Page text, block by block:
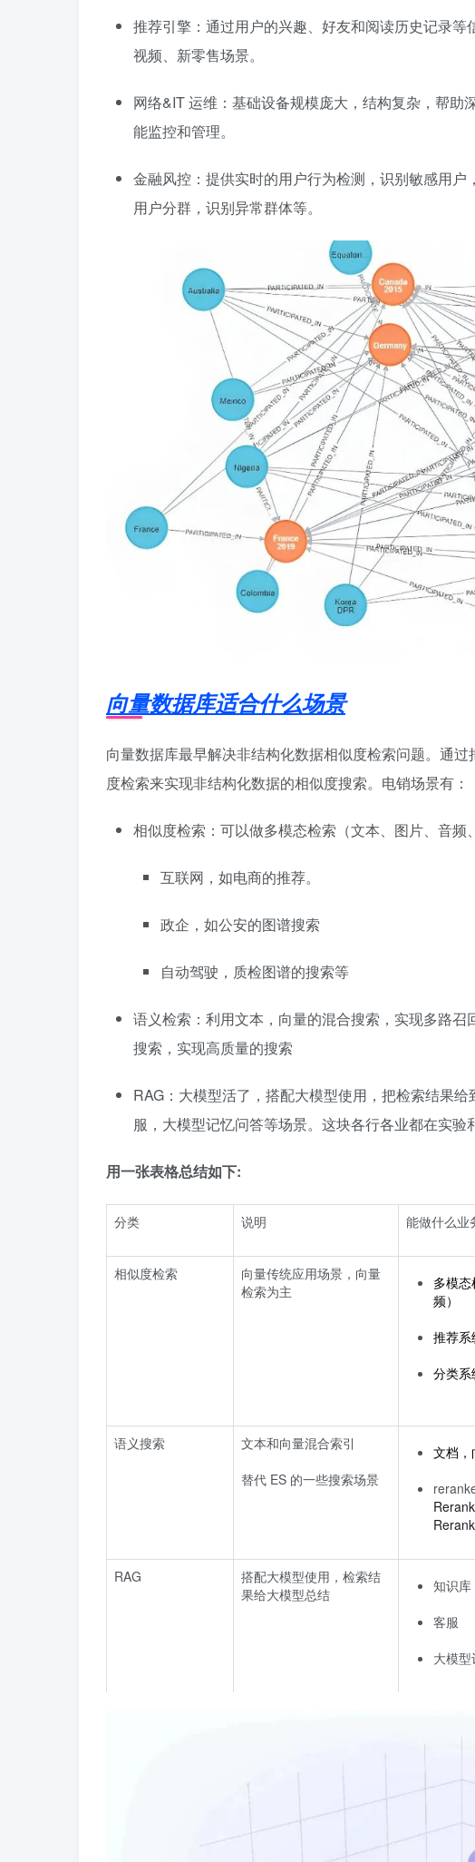
推荐引擎：通过用户的兴趣、好友和阅读历史记录
视频、新零售场景。
网络&IT 运维：基础设备规模庞大，结构复杂，帮
能监控和管理。
金融风控：提供实时的用户行为检测，识别敏感用
用户分群，识别异常群体等。
向量数据库适合什么场景
向量数据库最早解决非结构化数据相似度检索问题。通
度检索来实现非结构化数据的相似度搜索。电销场景有：
相似度检索：可以做多模态检索（文本、图片、音
互联网，如电商的推荐。
政企，如公安的图谱搜索
自动驾驶，质检图谱的搜索等
语义检索：利用文本，向量的混合搜索，实现多路
搜索，实现高质量的搜索
RAG：大模型活了，搭配大模型使用，把检索结果
服，大模型记忆问答等场景。这块各行各业都在实验
用一张表格总结如下:
分类 说明 能做什么业
相似度检索
向量传统应用场景，向量
检索为主
多模
频）
推荐系
分类系
语义搜索
文本和向量混合索引
替代 ES 的一些搜索场景
文档，
RAG
搭配大模型使用，检索结
果给大模型总结
知识库
客服
大模